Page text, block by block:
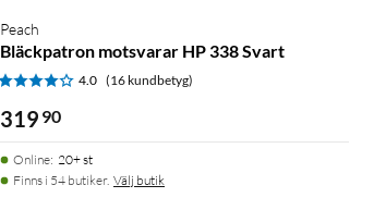
Peach
Bläckpatron motsvarar HP 338 Svart
4.0 (16 kundbetyg)
319 90
Online: 20+ st
Finns i 54 butiker. Välj butik